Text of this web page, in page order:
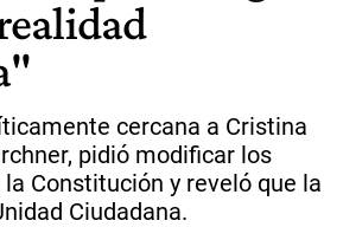
cercana a Cristina
pidió modificar los
Constitución y reveló que la
Ciudadana.